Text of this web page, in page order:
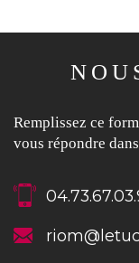
Remplissez ce
vous répondre